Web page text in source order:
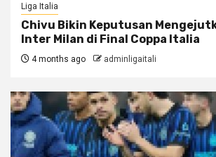
Liga Italia
Chivu Bikin Keputusan
Inter Milan di Final Coppa Italia
4 months ago adminligaitali